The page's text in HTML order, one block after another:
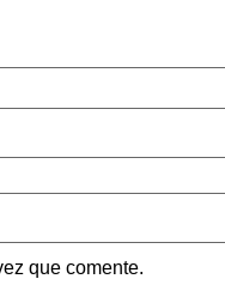
que comente.